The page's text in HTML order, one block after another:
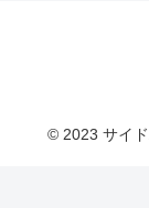
© 2023 サイ